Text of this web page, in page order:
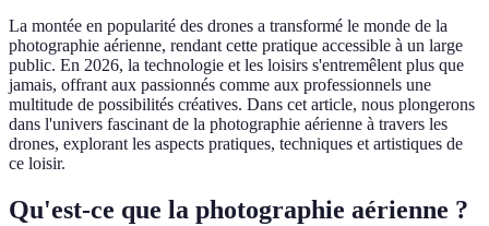
La montée en popularité des drones a transformé le monde de la
photographie aérienne, rendant cette pratique accessible à un large
public. En 2026, la technologie et les loisirs s'entremêlent plus que
jamais, offrant aux passionnés comme aux professionnels une
multitude de possibilités créatives. Dans cet article, nous plongerons
dans l'univers fascinant de la photographie aérienne à travers les
drones, explorant les aspects pratiques, techniques et artistiques de
ce loisir.
Qu'est-ce que la photographie aérienne ?